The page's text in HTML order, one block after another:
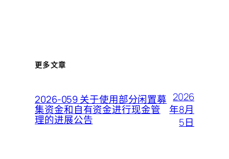
更多文章
2026-059 关于使用部分闲置募
集资金和自有资金进行现金管
理的进展公告
2026
年8月
5日